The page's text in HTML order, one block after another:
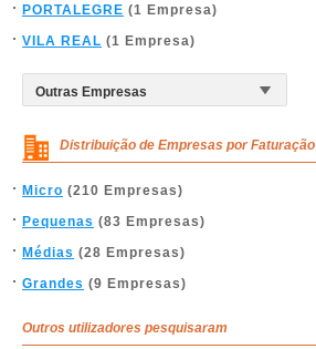
PORTALEGRE (1 Empresa)
VILA REAL (1 Empresa)
Distribuição de Empresas por Faturação
Micro (210 Empresas)
Pequenas (83 Empresas)
Médias (28 Empresas)
Grandes (9 Empresas)
Outros utilizadores pesquisaram